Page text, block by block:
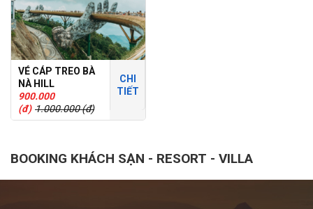
VÉ CÁP TREO BÀ
NÀ HILL
900.000
(đ) 1.000.000 (đ)
CHI
TIẾT
BOOKING KHÁCH SẠN - RESORT - VILLA